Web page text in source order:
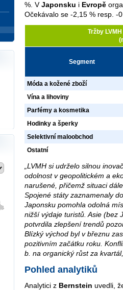
%. VJaponsku i Evropě
Očekávalo se -2,15 % resp. -
Tržby
Segment
Móda a kožené zboží
Vína a lihoviny
Parfémy a kosmetika
Hodinky a šperky
Selektivní maloobchod
Ostatní
„LVMH si udrželo silnou
odolnost v geopolitickém a
narušené, přičemž situaci
Spojené státy zaznamenaly
Japonsku pomohla odolná
nižší výdaje turistů. Asie (bez
potvrdila zlepšení trendů
Blízký východ byl v březnu
pozitivním začátku roku.
b. na organický růst za
Pohled analytiků
Analytici z Bernstein uvedli,